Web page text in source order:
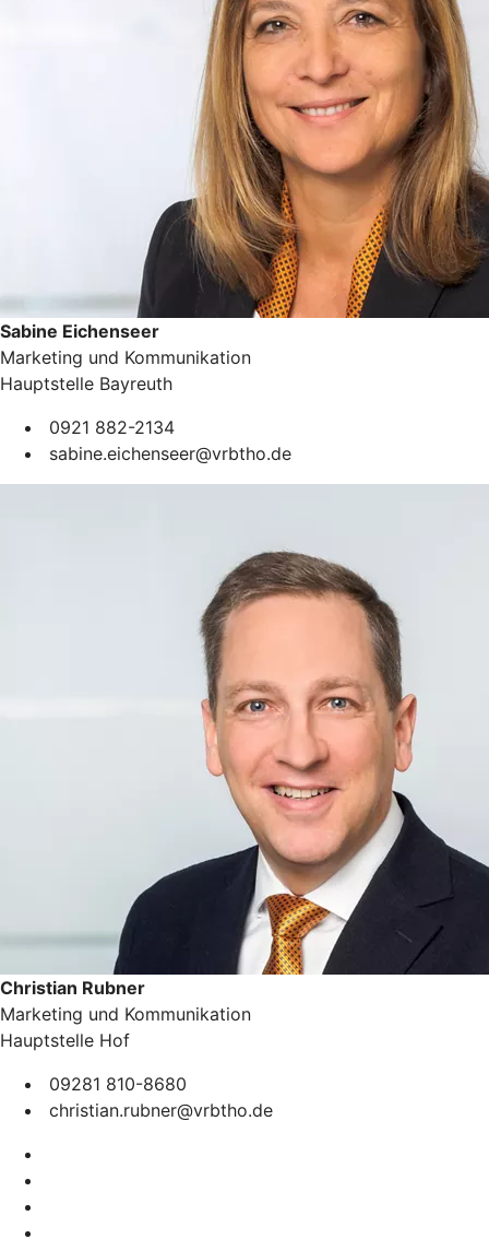
Sabine Eichenseer
Marketing und Kommunikation
Hauptstelle Bayreuth
0921 882-2134
sabine.eichenseer@vrbtho.de
Christian Rubner
Marketing und Kommunikation
Hauptstelle Hof
09281 810-8680
christian.rubner@vrbtho.de